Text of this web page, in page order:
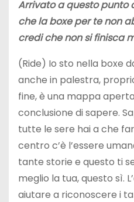
Arrivato a questo punto
che la boxe per te non
credi che non si finisca
(Ride) Io sto nella boxe
anche in palestra,
fine, è una mappa
conclusione di sapere.
tutte le sere hai a che
centro c’è l’essere
tante storie e questo ti
meglio la tua, questo sì.
aiutare a riconoscere i